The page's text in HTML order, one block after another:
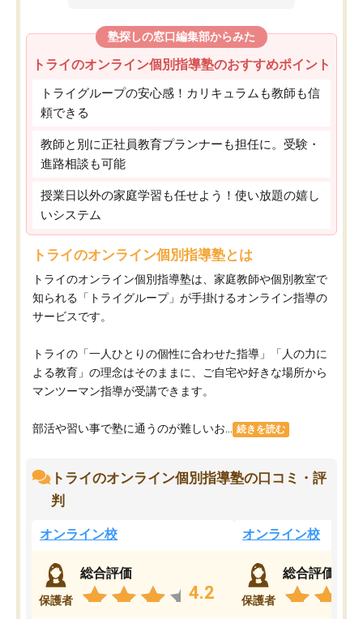
塾探しの窓口編集部からみた
トライのオンライン個別指導塾のおすすめポイント
トライグループの安心感！カリキュラムも教師も信
頼できる
教師と別に正社員教育プランナーも担任に。受験・
進路相談も可能
授業日以外の家庭学習も任せよう！使い放題の嬉し
いシステム
トライのオンライン個別指導塾とは
トライのオンライン個別指導塾は、家庭教師や個別教室で
知られる「トライグループ」が手掛けるオンライン指導の
サービスです。
トライの「一人ひとりの個性に合わせた指導」「人の力に
よる教育」の理念はそのままに、ご自宅や好きな場所から
マンツーマン指導が受講できます。
部活や習い事で塾に通うのが難しいお... 続きを読む
トライのオンライン個別指導塾の口コミ・評
判
オンライン校
保護者
総合評価
4.2
オンライン校
保護者
総合評価